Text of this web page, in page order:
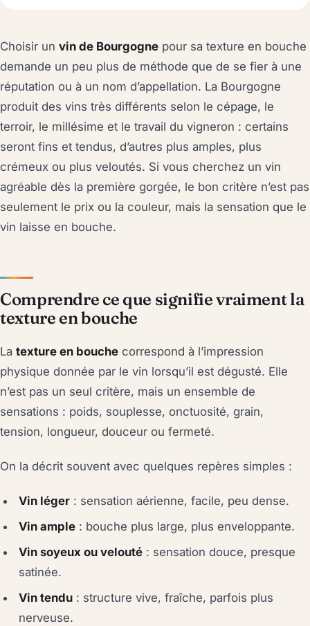
Choisir un vin de Bourgogne pour sa texture en bouche
demande un peu plus de méthode que de se fier à une
réputation ou à un nom d’appellation. La Bourgogne
produit des vins très différents selon le cépage, le
terroir, le millésime et le travail du vigneron : certains
seront fins et tendus, d’autres plus amples, plus
crémeux ou plus veloutés. Si vous cherchez un vin
agréable dès la première gorgée, le bon critère n’est pas
seulement le prix ou la couleur, mais la sensation que le
vin laisse en bouche.
Comprendre ce que signifie vraiment la
texture en bouche
La texture en bouche correspond à l’impression
physique donnée par le vin lorsqu’il est dégusté. Elle
n’est pas un seul critère, mais un ensemble de
sensations : poids, souplesse, onctuosité, grain,
tension, longueur, douceur ou fermeté.
On la décrit souvent avec quelques repères simples :
Vin léger : sensation aérienne, facile, peu dense.
Vin ample : bouche plus large, plus enveloppante.
Vin soyeux ou velouté : sensation douce, presque
satinée.
Vin tendu : structure vive, fraîche, parfois plus
nerveuse.